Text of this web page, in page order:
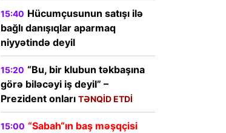
15:40 Hücumçusunun satışı ilə
bağlı danışıqlar aparmaq
niyyətində deyil
15:20 “Bu, bir klubun təkbaşına
görə biləcəyi iş deyil” –
Prezident onları TƏNQİD ETDİ
15:00 “Sabah“ın baş məşqçisi